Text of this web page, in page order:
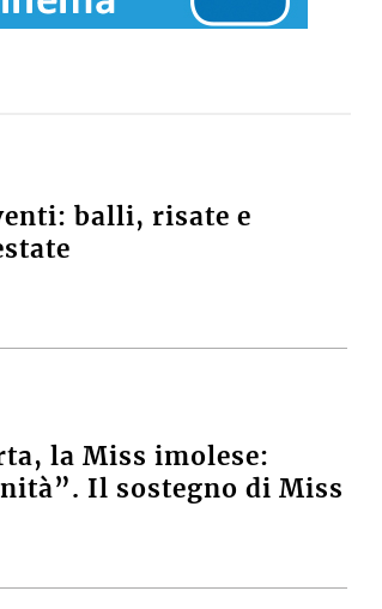
balli, risate e
la Miss imolese:
Il sostegno di Miss